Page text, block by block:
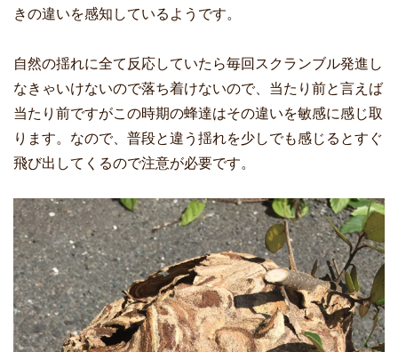
きの違いを感知しているようです。
自然の揺れに全て反応していたら毎回スクランブル発進し
なきゃいけないので落ち着けないので、当たり前と言えば
当たり前ですがこの時期の蜂達はその違いを敏感に感じ取
ります。なので、普段と違う揺れを少しでも感じるとすぐ
飛び出してくるので注意が必要です。